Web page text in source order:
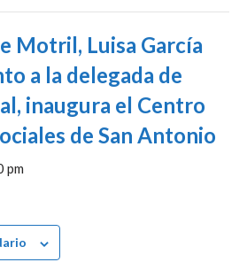
Motril, Luisa García
a la delegada de
inaugura el Centro
de San Antonio
pm